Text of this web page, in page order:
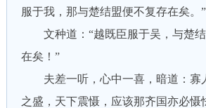
服于我，那与楚结盟便不复存在矣。”
文种道：“越既臣服于吴，与楚结
在矣！”
夫差一听，心中一喜，暗道：寡
之盛，天下震慑，应该那齐国亦必慑